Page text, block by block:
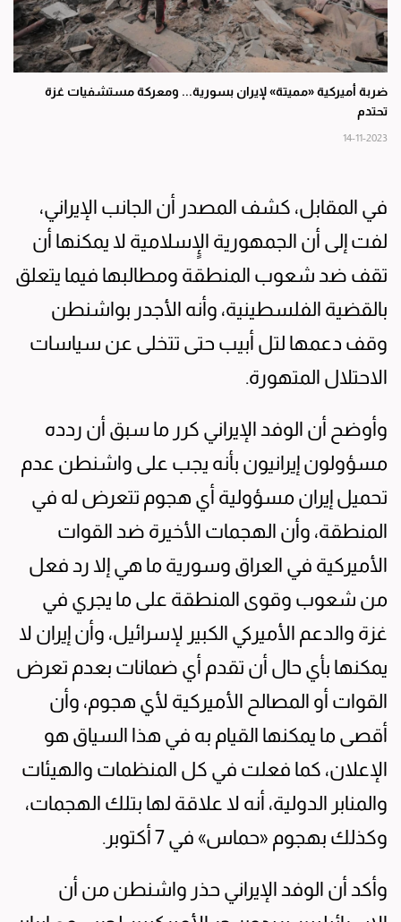
ضربة أميركية «مميتة» لإيران بسورية... ومعركة مستشفيات غزة
تحتدم
14-11-2023
في المقابل، كشف المصدر أن الجانب الإيراني،
لفت إلى أن الجمهورية الإٍسلامية لا يمكنها أن
تقف ضد شعوب المنطقة ومطالبها فيما يتعلق
بالقضية الفلسطينية، وأنه الأجدر بواشنطن
وقف دعمها لتل أبيب حتى تتخلى عن سياسات
الاحتلال المتهورة.
وأوضح أن الوفد الإيراني كرر ما سبق أن ردده
مسؤولون إيرانيون بأنه يجب على واشنطن عدم
تحميل إيران مسؤولية أي هجوم تتعرض له في
المنطقة، وأن الهجمات الأخيرة ضد القوات
الأميركية في العراق وسورية ما هي إلا رد فعل
من شعوب وقوى المنطقة على ما يجري في
غزة والدعم الأميركي الكبير لإسرائيل، وأن إيران لا
يمكنها بأي حال أن تقدم أي ضمانات بعدم تعرض
القوات أو المصالح الأميركية لأي هجوم، وأن
أقصى ما يمكنها القيام به في هذا السياق هو
الإعلان، كما فعلت في كل المنظمات والهيئات
والمنابر الدولية، أنه لا علاقة لها بتلك الهجمات،
وكذلك بهجوم «حماس» في 7 أكتوبر.
وأكد أن الوفد الإيراني حذر واشنطن من أن